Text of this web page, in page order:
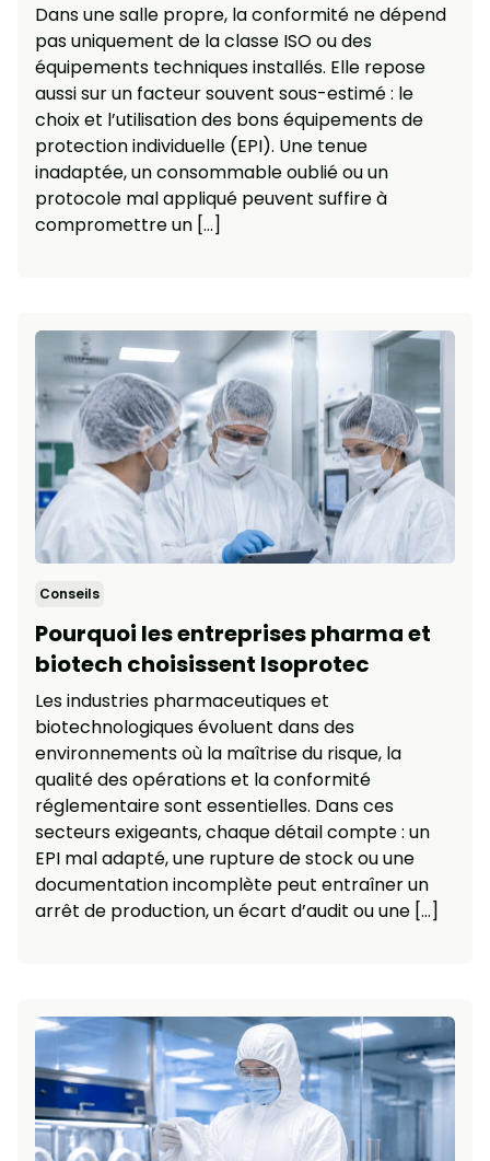
Dans une salle propre, la conformité ne dépend
pas uniquement de la classe ISO ou des
équipements techniques installés. Elle repose
aussi sur un facteur souvent sous-estimé : le
choix et l’utilisation des bons équipements de
protection individuelle (EPI). Une tenue
inadaptée, un consommable oublié ou un
protocole mal appliqué peuvent suffire à
compromettre un […]
Conseils
Pourquoi les entreprises pharma et
biotech choisissent Isoprotec
Les industries pharmaceutiques et
biotechnologiques évoluent dans des
environnements où la maîtrise du risque, la
qualité des opérations et la conformité
réglementaire sont essentielles. Dans ces
secteurs exigeants, chaque détail compte : un
EPI mal adapté, une rupture de stock ou une
documentation incomplète peut entraîner un
arrêt de production, un écart d’audit ou une […]